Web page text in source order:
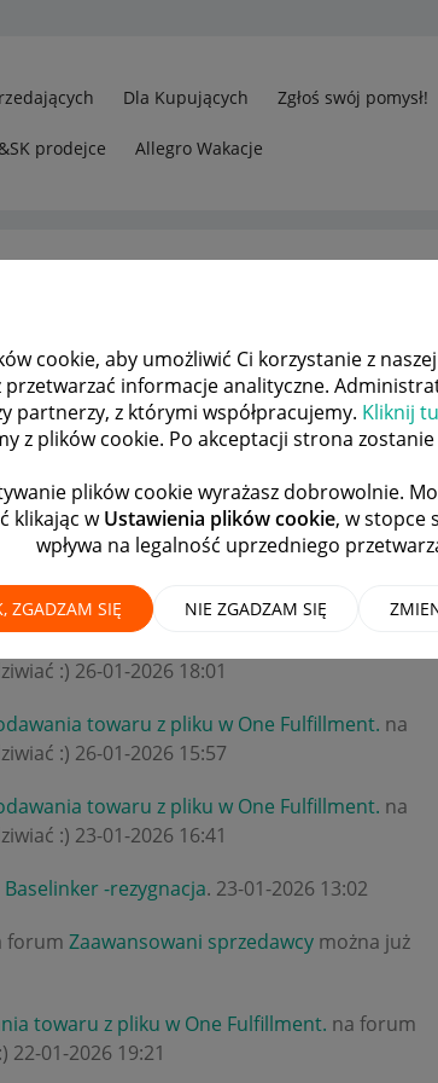
cookie, aby umożliwić Ci korzystanie z
informacje analityczne.
partnerzy, z którymi współpracujemy. Kliknij
z plików cookie. Po akceptacji strona
plików cookie wyrażasz dobrowolnie.
klikając wUstawienia plików cookie, w stopce
wpływa na legalność uprzedniego
ZGADZAM SIĘ NIE ZGADZAM SIĘ
Dla Kupujących Zgłoś swój pomysł!
prodejce Allegro Wakacje
towaru z pliku w One Fulfillment.
:) ‎26-01-2026 18:01
towaru z pliku w One Fulfillment. na
:) ‎26-01-2026 15:57
towaru z pliku w One Fulfillment. na
:) ‎23-01-2026 16:41
Baselinker -rezygnacja. ‎23-01-2026 13:02
forum Zaawansowani sprzedawcy można już
towaru z pliku w One Fulfillment. na forum
‎22-01-2026 19:21